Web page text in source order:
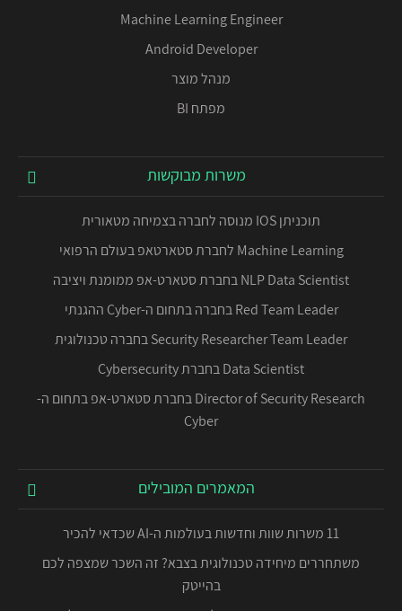
Machine Learning Engineer
Android Developer
מנהל מוצר
מפתח BI
משרות מבוקשות
תוכניתן IOS מנוסה לחברה בצמיחה מטאורית
Machine Learning לחברת סטארטאפ בעולם הרפואי
NLP Data Scientist בחברת סטארט-אפ ממומנת ויציבה
Red Team Leader בחברה בתחום ה-Cyber ההגנתי
Security Researcher Team Leader בחברה טכנולוגית
Data Scientist בחברת Cybersecurity
Director of Security Research בחברת סטארט-אפ בתחום ה-
Cyber
המאמרים המובילים
11 משרות שוות וחדשות בעולמות ה-AI שכדאי להכיר
משתחררים מיחידה טכנולוגית בצבא? זה השכר שמצפה לכם
בהייטק